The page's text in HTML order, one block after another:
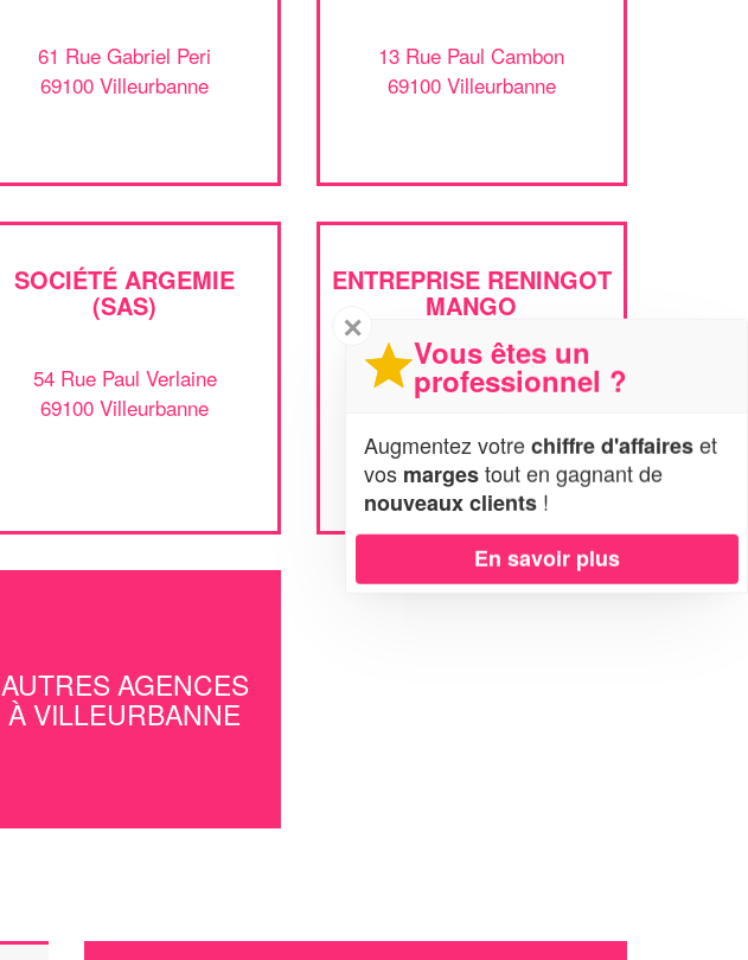
61 Rue Gabriel Peri
69100 Villeurbanne
13 Rue Paul Cambon
69100 Villeurbanne
SOCIÉTÉ ARGEMIE
(SAS)
54 Rue Paul Verlaine
69100 Villeurbanne
ENTREPRISE RENINGOT
MANGO
13 Allee Des Cedres
69100 Villeurbanne
AUTRES AGENCES
À VILLEURBANNE
✕
Vous êtes un
professionnel ?
Augmentez votrechiffre d'affaireset
vos margestout en gagnant de
nouveaux clients !
En savoir plus